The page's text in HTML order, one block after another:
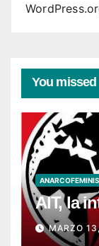
You missed
AIT, la
MARZO